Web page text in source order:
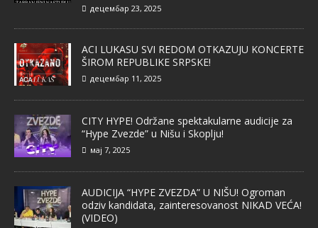
децембар 23, 2025
ACI LUKASU SVI REDOM OTKAZUJU KONCERTE
ŠIROM REPUBLIKE SRPSKE!
децембар 11, 2025
CITY HYPE! Održane spektakularne audicije za
“Hype Zvezde” u Nišu i Skoplju!
мај 7, 2025
AUDICIJA “HYPE ZVEZDA” U NIŠU! Ogroman
odziv kandidata, zainteresovanost NIKAD VEĆA!
(VIDEO)